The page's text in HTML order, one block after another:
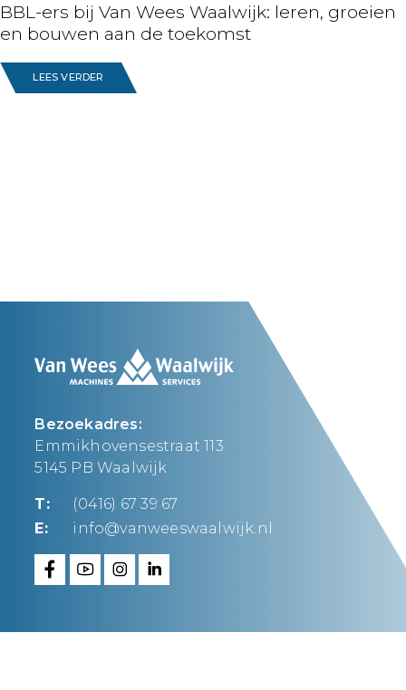
BBL-ers bij Van Wees Waalwijk: leren, groeien
en bouwen aan de toekomst
LEES VERDER
Bezoekadres:
Emmikhovensestraat 113
5145 PB Waalwijk
T:
(0416) 67 39 67
E:
info@vanweeswaalwijk.nl